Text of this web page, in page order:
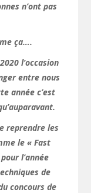
n’ont pas
ça….
l’occasion
entre nous
année c’est
reprendre les
le « Fast
l’année
de
concours de